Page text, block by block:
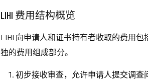
LIHI 费用结构概览
LIHI 向申请人和证书持有者收取的费用
独的费用组成部分。
初步接收审查，允许申请人提交调查